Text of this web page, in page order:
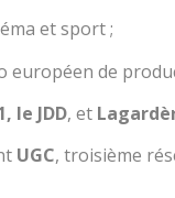
et sport ;
européen de
le JDD, et
UGC, troisième